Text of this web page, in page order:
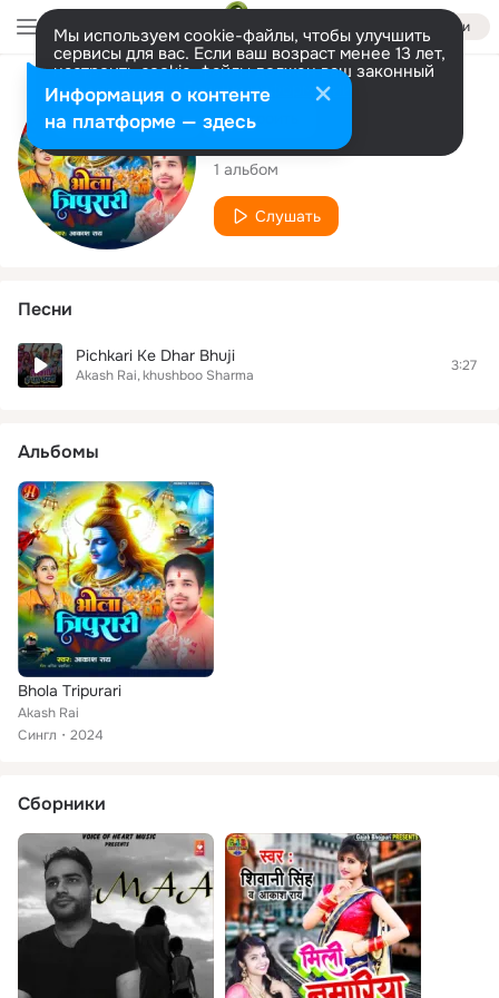
Войти
Мы используем cookie-файлы, чтобы улучшить
сервисы для вас. Если ваш возраст менее 13 лет,
настроить cookie-файлы должен ваш законный
представитель. Больше информации
Разрешить все Настроить
Исполнитель
Akash Rai
1 альбом
Слушать
Песни
Pichkari Ke Dhar Bhuji
Akash Rai khushboo Sharma
3:27
Альбомы
Bhola Tripurari
Akash Rai
Сингл
2024
Сборники
Информация о контенте
на платформе — здесь